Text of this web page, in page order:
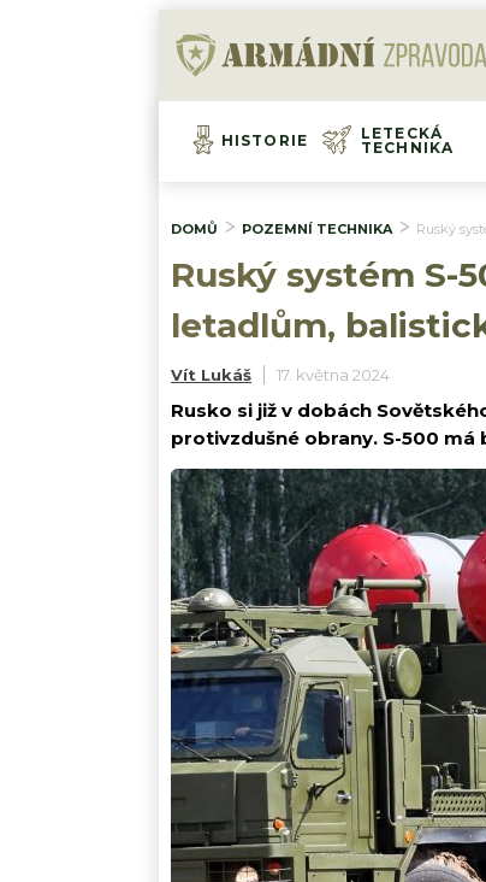
HISTORIE
LETECKÁ
TECHNIKA
DOMŮ POZEMNÍ TECHNIKA Ruský
Ruský systém S-
letadlům,
Vít Lukáš 17. května 2024
Rusko si již v dobách
protivzdušné obrany. S-500